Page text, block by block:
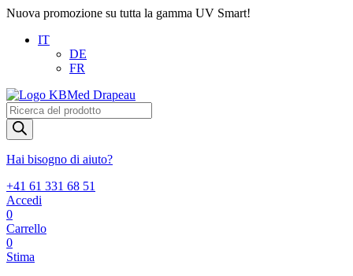
Nuova promozione su tutta la gamma UV Smart!
IT
DE
FR
Products
search
Hai bisogno di aiuto?
+41 61 331 68 51
Accedi
0
Carrello
0
Stima